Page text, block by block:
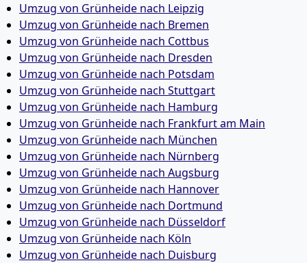
Umzug von Grünheide nach Leipzig
Umzug von Grünheide nach Bremen
Umzug von Grünheide nach Cottbus
Umzug von Grünheide nach Dresden
Umzug von Grünheide nach Potsdam
Umzug von Grünheide nach Stuttgart
Umzug von Grünheide nach Hamburg
Umzug von Grünheide nach Frankfurt am Main
Umzug von Grünheide nach München
Umzug von Grünheide nach Nürnberg
Umzug von Grünheide nach Augsburg
Umzug von Grünheide nach Hannover
Umzug von Grünheide nach Dortmund
Umzug von Grünheide nach Düsseldorf
Umzug von Grünheide nach Köln
Umzug von Grünheide nach Duisburg